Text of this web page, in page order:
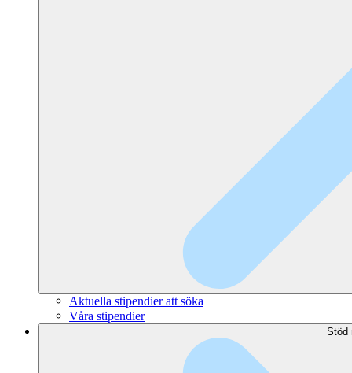
Aktuella stipendier att söka
Våra stipendier
Stöd